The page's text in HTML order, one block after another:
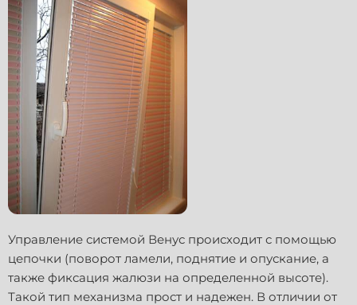
Управление системой Венус происходит с помощью
цепочки (поворот ламели, поднятие и опускание, а
также фиксация жалюзи на определенной высоте).
Такой тип механизма прост и надежен. В отличии от